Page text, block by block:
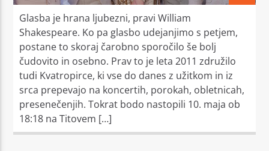
Moj Radio
Glasba je hrana ljubezni, pravi William
Shakespeare. Ko pa glasbo udejanjimo s petjem,
postane to skoraj čarobno sporočilo še bolj
čudovito in osebno. Prav to je leta 2011 združilo
tudi Kvatropirce, ki vse do danes z užitkom in iz
srca prepevajo na koncertih, porokah, obletnicah,
presenečenjih. Tokrat bodo nastopili 10. maja ob
18:18 na Titovem […]